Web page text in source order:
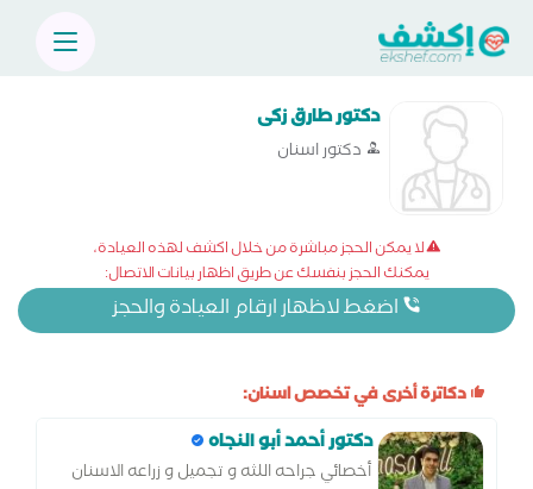
دكتور طارق زكى
دكتور اسنان
لا يمكن الحجز مباشرة من خلال اكشف لهذه العيادة،
يمكنك الحجز بنفسك عن طريق اظهار بيانات الاتصال:
اضغط لاظهار ارقام العيادة والحجز
دكاترة أخرى في تخصص اسنان:
دكتور أحمد أبو النجاه
أخصائي جراحه اللثه و تجميل و زراعه الاسنان